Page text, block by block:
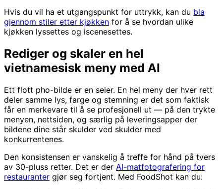
Hvis du vil ha et utgangspunkt for uttrykk, kan du bla
gjennom stiler etter kjøkken for å se hvordan ulike
kjøkken lyssettes og iscenesettes.
Rediger og skaler en hel
vietnamesisk meny med AI
Ett flott pho-bilde er en seier. En hel meny der hver rett
deler samme lys, farge og stemning er det som faktisk
får en merkevare til å se profesjonell ut — på den trykte
menyen, nettsiden, og særlig på leveringsapper der
bildene dine står skulder ved skulder med
konkurrentenes.
Den konsistensen er vanskelig å treffe for hånd på tvers
av 30-pluss retter. Det er der AI-matfotografering for
restauranter gjør seg fortjent. Med FoodShot kan du: